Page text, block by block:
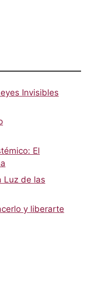
Invisibles
El
Luz de las
y liberarte